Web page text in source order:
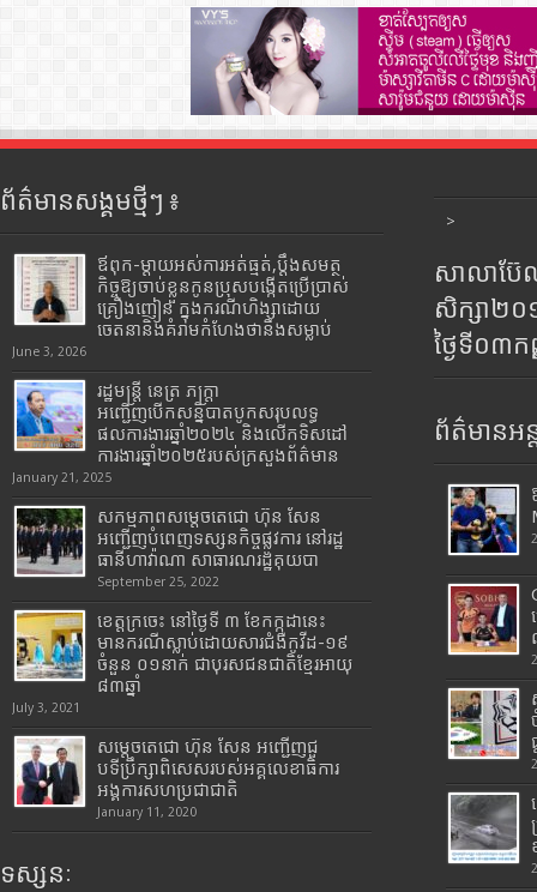
ព័ត៌មានសង្គមថ្មីៗ ៖
ឪពុក-ម្ដាយអស់ការអត់ធ្មត់,ប្ដឹងសមត្ថ
កិច្ចឱ្យចាប់ខ្លួនកូនប្រុសបង្កើតប្រើប្រាស់
គ្រឿងញៀន ក្នុងករណីហិង្សាដោយ
ចេតនានិងគំរាមកំហែងថានឹងសម្លាប់
June 3, 2026
រដ្ឋមន្រ្តី​ នេត្រ​ ភក្ត្រា​
អញ្ជើញបើកសន្និបាតបូកសរុបលទ្ធ
ផលការងារឆ្នាំ២០២៤ និងលើកទិសដៅ
ការងារឆ្នាំ២០២៥របស់​ក្រសួង​ព័ត៌មាន​
January 21, 2025
សកម្មភាពសម្តេចតេជោ ហ៊ុន សែន
អញ្ជើញបំពេញទស្សនកិច្ចផ្លូវការ នៅរដ្ឋ
ធានីហាវ៉ាណា សាធារណរដ្ឋគុយបា
September 25, 2022
ខេត្តក្រចេះ នៅថ្ងៃទី ៣ ខែកក្កដានេះ
មានករណីស្លាប់ដោយសារជំងឺកូវីដ-១៩
ចំនួន ០១នាក់ ជាបុរសជនជាតិខ្មែរអាយុ
៨៣ឆ្នាំ
July 3, 2021
សម្តេចតេជោ ហ៊ុន សែន អញ្ជើញជួ
បទីប្រឹក្សាពិសេសរបស់អគ្គលេខាធិការ
អង្គការសហប្រជាជាតិ
January 11, 2020
ទស្សនៈ
>
សាលាប៊ែ
សិក្សា២
ថ្ងៃទី០៣
ព័ត៌មានអន្